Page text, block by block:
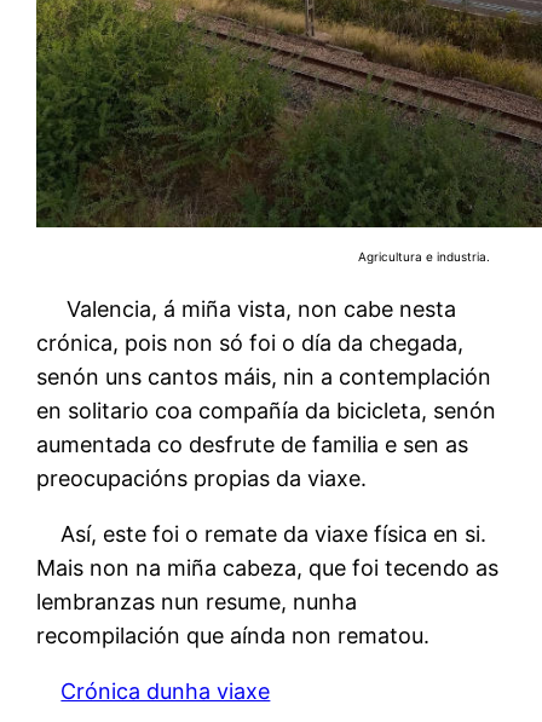
Agricultura e industria.
Valencia, á miña vista, non cabe nesta
crónica, pois non só foi o día da chegada,
senón uns cantos máis, nin a contemplación
en solitario coa compañía da bicicleta, senón
aumentada co desfrute de familia e sen as
preocupacións propias da viaxe.
Así, este foi o remate da viaxe física en si.
Mais non na miña cabeza, que foi tecendo as
lembranzas nun resume, nunha
recompilación que aínda non rematou.
Crónica dunha viaxe